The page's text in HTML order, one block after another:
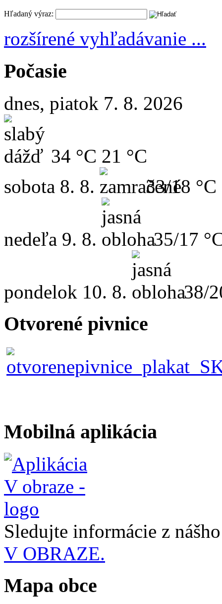
Hľadaný výraz:
rozšírené vyhľadávanie ...
Počasie
dnes, piatok 7. 8. 2026
34 °C 21 °C
sobota 8. 8. 33/18 °C
nedeľa 9. 8. 35/17
pondelok 10. 8. 38/
Otvorené pivnice
Mobilná aplikácia
Sledujte informácie z
V OBRAZE.
Mapa obce